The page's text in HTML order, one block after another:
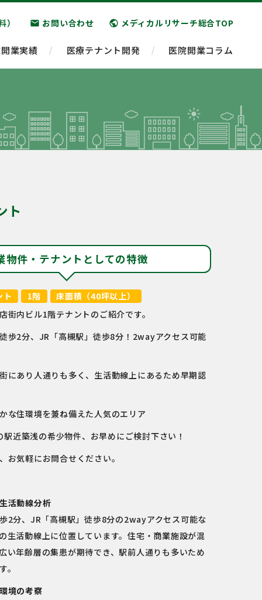
email お問い合わせ public メディカルリサーチ総合TOP
業実績 医療テナント開発 医院開業コラム
ト
物件・テナントとしての特徴
ト 1階
床面積（40坪以上）
街内ビル1階テナントのご紹介です。
歩2分、JR「高槻駅」徒歩8分！2wayアクセス可能
にあり人通りも多く、生活動線上にあるため早期認
な住環境を兼ね備えた人気のエリア
近築浅の希少物件、お早めにご検討下さい！
お気軽にお問合せください。
活動線分析
2分、JR「高槻駅」徒歩8分の2wayアクセス可能な
生活動線上に位置しています。住宅・商業施設が混
い年齢層の集患が期待でき、駅前人通りも多いため
。
境の考察